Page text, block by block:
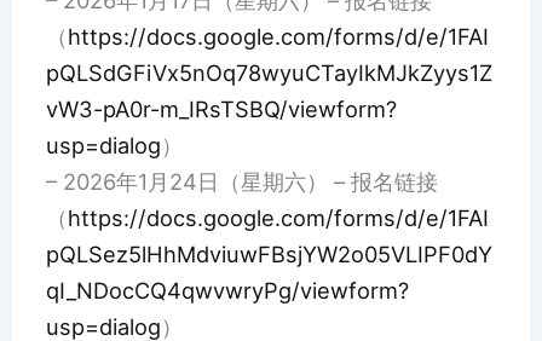
（https://docs.google.com/forms/d/e/1FAI
pQLSdGFiVx5nOq78wyuCTayIkMJkZyys1Z
vW3-pA0r-m_IRsTSBQ/viewform?
usp=dialog）
– 2026年1月24日（星期六） – 报名链接
（https://docs.google.com/forms/d/e/1FAI
pQLSez5lHhMdviuwFBsjYW2o05VLIPF0dY
qI_NDocCQ4qwvwryPg/viewform?
usp=dialog）